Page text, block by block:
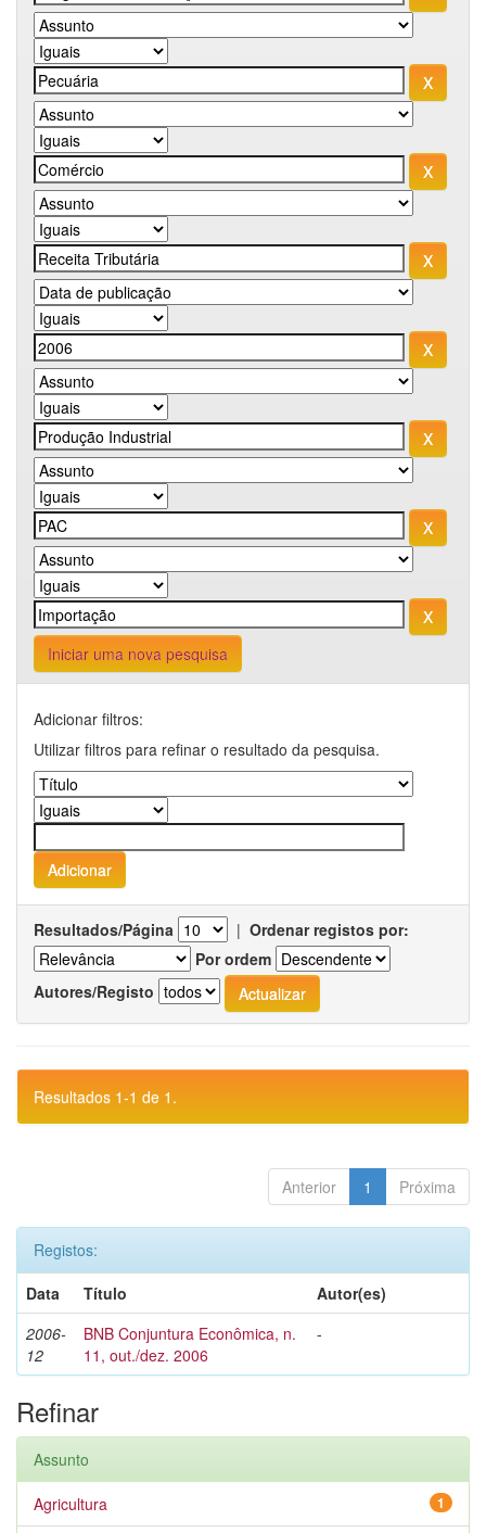
Iniciar uma nova pesquisa
Adicionar filtros:
Utilizar filtros para refinar o resultado da pesquisa.
Resultados/Página | Ordenar registos por:
Por ordem
Autores/Registo
Resultados 1-1 de 1.
Anterior 1 Próxima
Registos:
Data
Título
Autor(es)
2006-
12
BNB Conjuntura Econômica, n.
11, out./dez. 2006
-
Refinar
Assunto
1
Agricultura